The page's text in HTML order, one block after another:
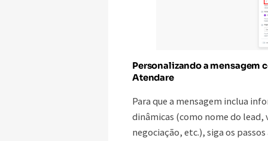
Personalizando a mensagem
Atendare
Para que a mensagem inclua
dinâmicas (como nome do lead,
negociação, etc.), siga os passos